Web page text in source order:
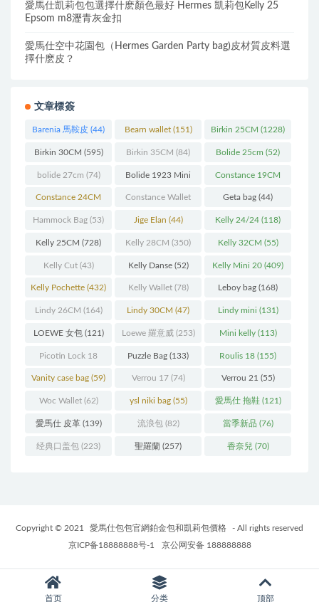
愛馬仕凱莉包包選擇什麽顏色最好 Hermes 凱莉包Kelly 25
Epsom m8瀝青灰金扣
愛馬仕空中花園包（Hermes Garden Party bag)皮材質皮料選
擇什麽皮？
文章標簽
Barenia 馬鞍皮 (44) Bearn wallet(151) Birkin 25CM (1228)
Birkin 30CM (595) Birkin 35CM (84) Bolide 25cm (52)
bolide 27cm (74) Bolide 1923 Mini
(93)
Constance 19CM
(571)
Constance 24CM
(216)
Constance Wallet
(60)
Geta bag (44)
Hammock Bag (53) Jige Elan (44) Kelly 24/24 (118)
Kelly 25CM (728) Kelly 28CM (350) Kelly 32CM (55)
Kelly Cut(43) Kelly Danse(52) Kelly Mini 20 (409)
Kelly Pochette (432) Kelly Wallet(78) Leboy bag (168)
Lindy 26CM (164) Lindy 30CM (47) Lindy mini (131)
LOEWE 女包(121) Loewe 羅意威(253) Mini kelly(113)
Picotin Lock 18
(202)
Puzzle Bag (133) Roulis 18 (155)
Vanity case bag (59) Verrou 17(74) Verrou 21 (55)
Woc Wallet(62) ysl niki bag(55) 愛馬仕 拖鞋(121)
愛馬仕 皮革(139) 流浪包(82) 當季新品 (76)
经典口盖包 (223) 聖羅蘭 (257) 香奈兒 (70)
Copyright © 2021 愛馬仕包包官網鉑金包和凱莉包價格
- All rights reserved
京ICP备18888888号-1
京公网安备 188888888
首页 分类 顶部